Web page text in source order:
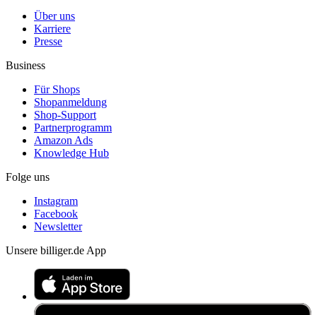
Über uns
Karriere
Presse
Business
Für Shops
Shopanmeldung
Shop-Support
Partnerprogramm
Amazon Ads
Knowledge Hub
Folge uns
Instagram
Facebook
Newsletter
Unsere billiger.de App